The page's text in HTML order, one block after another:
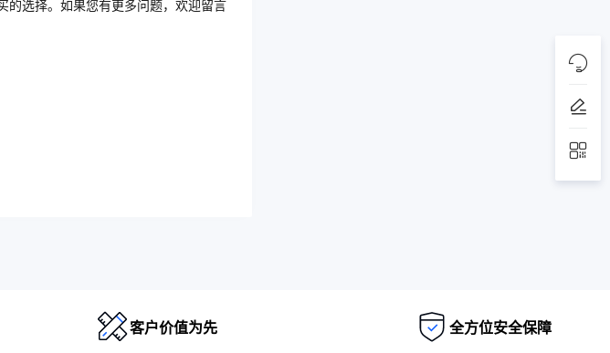
的选择。如果您有更多问题，欢迎留言
客户价值为先 全方位安全保障